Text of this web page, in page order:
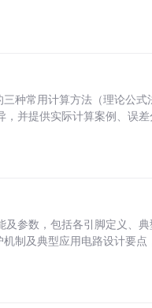
种常用计算方法（理论公
，并提供实际计算案例、误
及参数，包括各引脚定义、
制及典型应用电路设计要